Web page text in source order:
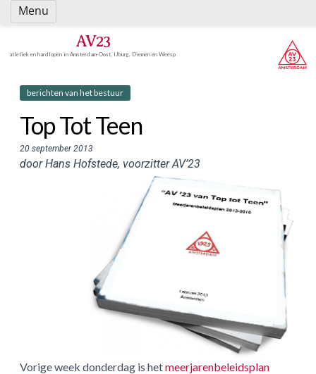
Spring
naar
AV23
atletiek en hardlopen in Amsterdam-Oost, IJburg, Diemen en Weesp
berichten van het bestuur
Top Tot Teen
20 september 2013
door Hans Hofstede, voorzitter AV’23
Vorige week donderdag is hetmeerjarenbeleidsplan
Menu